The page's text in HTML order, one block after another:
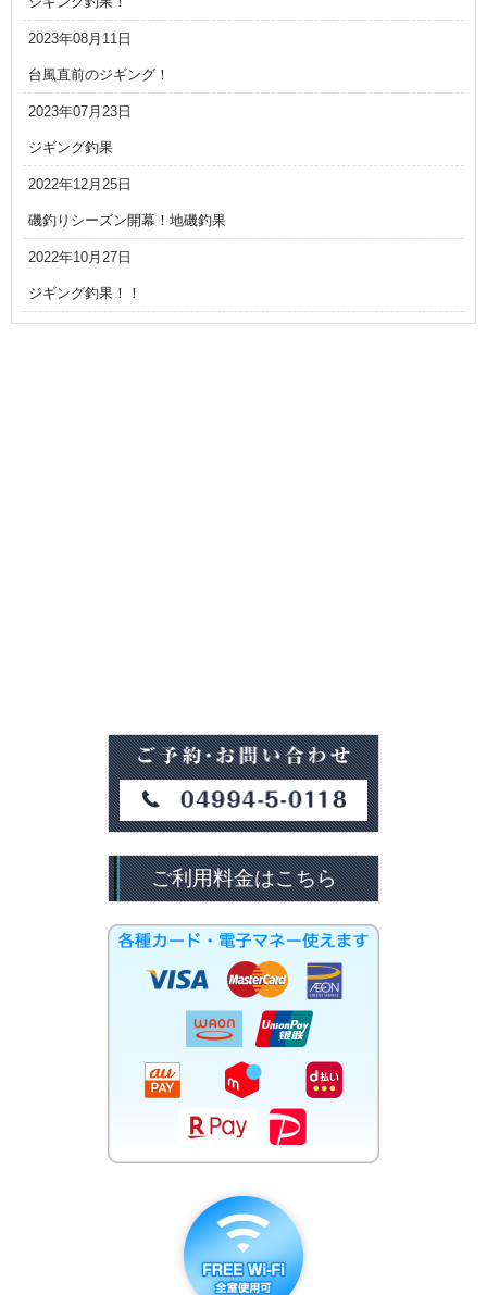
2023年08月11日
台風直前のジギング！
2023年07月23日
ジギング釣果
2022年12月25日
磯釣りシーズン開幕！地磯釣果
2022年10月27日
ジギング釣果！！
ご利用料金はこちら